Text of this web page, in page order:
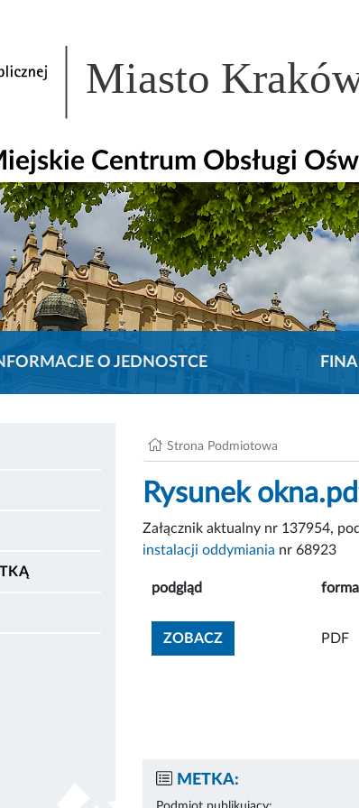
Miasto
Centrum Obsługi
O JEDNOSTCE
Strona Podmiotowa
Rysunek
Załącznik aktualny nr 137954,
instalacji oddymiania nr 68923
podgląd
ZOBACZZOBACZ ZAŁĄCZNIK
PDF
METKA: